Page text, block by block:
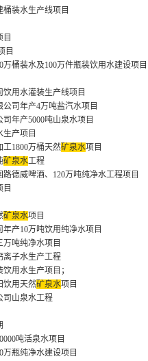
装水生产线项目
目
目
桶装水及100万件瓶装饮用水建设项目
用水灌装生产线项目
司年产4万吨盐汽水项目
年产5000吨山泉水项目
产项目
1800万桶天然矿泉水项目
矿泉水工程
德威啤酒、120万吨纯净水工程项目
目
矿泉水项目
年产10万吨饮用纯净水项目
吨纯净水项目
离子水生产工程
用水生产项目；
饮用天然矿泉水项目
司山泉水工程
吨活泉水项目
瓶纯净水建设项目